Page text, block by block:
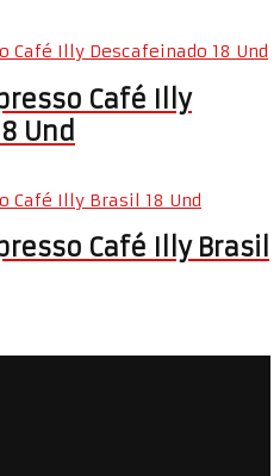
Café Illy
Und
Café Illy Brasil